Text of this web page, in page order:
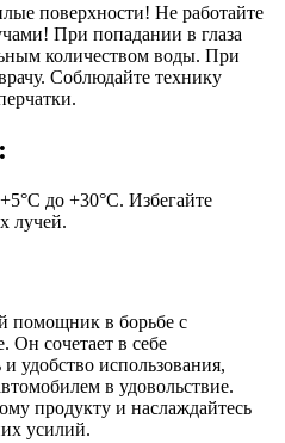
поверхности! Не работайте
При попадании в глаза
количеством воды. При
Соблюдайте технику
до +30°C. Избегайте
лучей.
помощник в борьбе с
Он сочетает в себе
удобство использования,
в удовольствие.
продукту и наслаждайтесь
усилий.